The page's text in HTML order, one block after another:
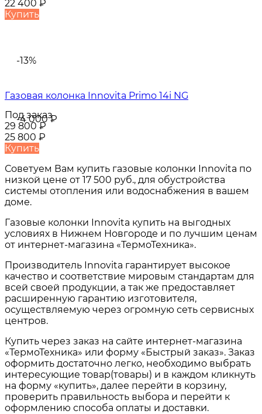
22 400 ₽
Купить
-13%
-4 000₽
Газовая колонка Innovita Primo 14i NG
Под заказ
29 800₽
25 800 ₽
Купить
Советуем Вам купить газовые колонки Innovita по
низкой цене от 17 500 руб., для обустройства
системы отопления или водоснабжения в вашем
доме.
Газовые колонки Innovita купить на выгодных
условиях в Нижнем Новгороде и по лучшим ценам
от интернет-магазина «ТермоТехника».
Производитель Innovita гарантирует высокое
качество и соответствие мировым стандартам для
всей своей продукции, а так же предоставляет
расширенную гарантию изготовителя,
осуществляемую через огромную сеть сервисных
центров.
Купить через заказ на сайте интернет-магазина
«ТермоТехника» или форму «Быстрый заказ». Заказ
оформить достаточно легко, необходимо выбрать
интересующие товар(товары) и в каждом кликнуть
на форму «купить», далее перейти в корзину,
проверить правильность выбора и перейти к
оформлению способа оплаты и доставки.